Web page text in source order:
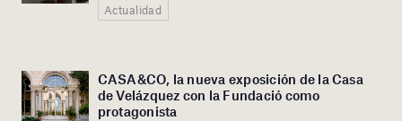
Actualidad
CASA&CO, la nueva exposición de la Casa
de Velázquez con la Fundació como
protagonista